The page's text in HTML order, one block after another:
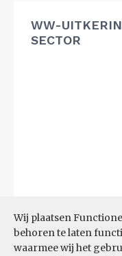
Wij plaatsen
behoren te laten
waarmee wij het
WW-
SECTOR